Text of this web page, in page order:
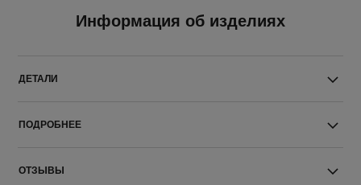
Информация об изделиях
ДЕТАЛИ
ПОДРОБНЕЕ
ОТЗЫВЫ